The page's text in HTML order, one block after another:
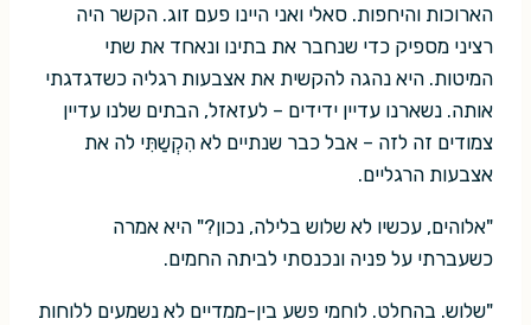
הארוכות והיחפות. סאלי ואני היינו פעם זוג. הקשר היה
רציני מספיק כדי שנחבר את בתינו ונאחד את שתי
המיטות. היא נהגה להקשית את אצבעות רגליה כשדגדגתי
אותה. נשארנו עדיין ידידים – לעזאזל, הבתים שלנו עדיין
צמודים זה לזה – אבל כבר שנתיים לא הִקְשַתִּי לה את
אצבעות הרגליים.
"אלוהים, עכשיו לא שלוש בלילה, נכון?" היא אמרה
כשעברתי על פניה ונכנסתי לביתה החמים.
"שלוש. בהחלט. לוחמי פשע בין-ממדיים לא נשמעים ללוחות